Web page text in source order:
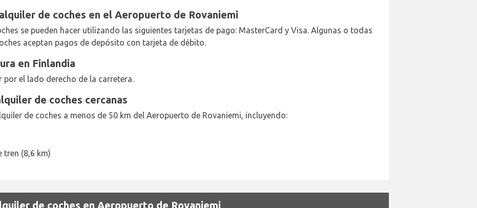
de coches en el Aeropuerto de Rovaniemi
se pueden hacer utilizando las siguientes tarjetas de pago: MasterCard y Visa. Algunas o todas
aceptan pagos de depósito con tarjeta de débito.
en Finlandia
por el lado derecho de la carretera.
de coches cercanas
de coches a menos de 50 km del Aeropuerto de Rovaniemi, incluyendo:
tren (8,6 km)
de coches en Aeropuerto de Rovaniemi